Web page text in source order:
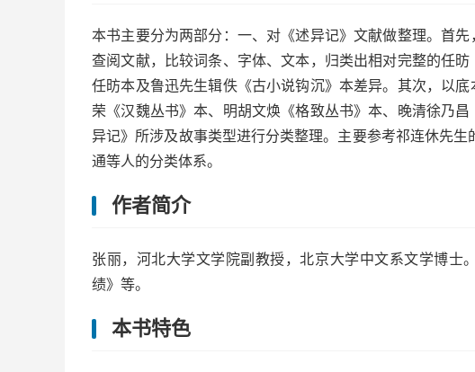
本书主要分为两部分：一、对《述异记》文献做整理。首
查阅文献，比较词条、字体、文本，归类出相对完整的任
任昉本及鲁迅先生辑佚《古小说钩沉》本差异。其次，以
荣《汉魏丛书》本、明胡文焕《格致丛书》本、晚清徐乃
异记》所涉及故事类型进行分类整理。主要参考祁连休先
通等人的分类体系。
作者简介
张丽，河北大学文学院副教授，北京大学中文系文学博士
绩》等。
本书特色